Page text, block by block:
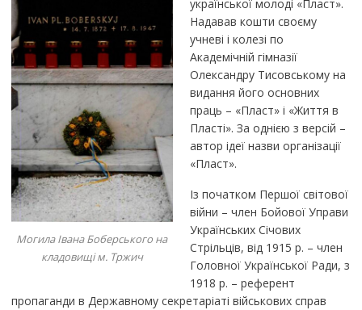
Могила Івана Боберського на
кладовищі м. Тржич
української молоді «Пласт».
Надавав кошти своєму
учневі і колезі по
Академічній гімназії
Олександру Тисовському на
видання його основних
праць – «Пласт» і «Життя в
Пласті». За однією з версій –
автор ідеї назви організації
«Пласт».
Із початком Першої світової
війни – член Бойової Управи
Українських Січових
Стрільців, від 1915 р. – член
Головної Української Ради, з
1918 р. – референт
пропаганди в Державному секретаріаті військових справ